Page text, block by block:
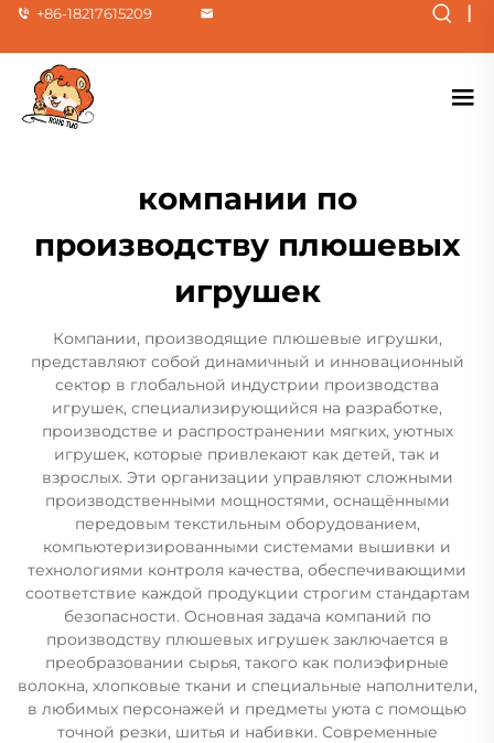
+86-18217615209 |
компании по
производству плюшевых
игрушек
Компании, производящие плюшевые игрушки,
представляют собой динамичный и инновационный
сектор в глобальной индустрии производства
игрушек, специализирующийся на разработке,
производстве и распространении мягких, уютных
игрушек, которые привлекают как детей, так и
взрослых. Эти организации управляют сложными
производственными мощностями, оснащёнными
передовым текстильным оборудованием,
компьютеризированными системами вышивки и
технологиями контроля качества, обеспечивающими
соответствие каждой продукции строгим стандартам
безопасности. Основная задача компаний по
производству плюшевых игрушек заключается в
преобразовании сырья, такого как полиэфирные
волокна, хлопковые ткани и специальные наполнители,
в любимых персонажей и предметы уюта с помощью
точной резки, шитья и набивки. Современные